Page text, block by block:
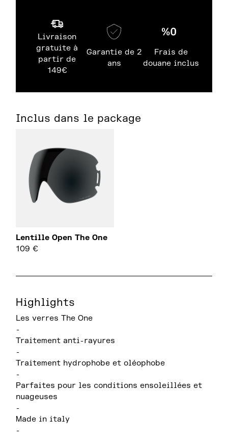
Livraison
gratuite à
partir de
149€
Garantie de 2
ans
Frais de
douane inclus
Inclus dans le package
Lentille Open The One
109 €
Highlights
Les verres The One
-
Traitement anti-rayures
-
Traitement hydrophobe et oléophobe
-
Parfaites pour les conditions ensoleillées et
nuageuses
-
Made in italy
-